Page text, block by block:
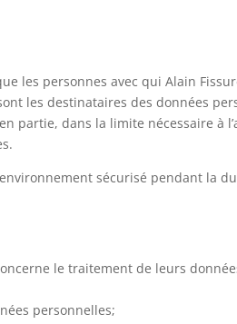
les personnes avec qui Alain
les destinataires des données
dans la limite nécessaire à
sécurisé pendant la
le traitement de leurs
personnelles;